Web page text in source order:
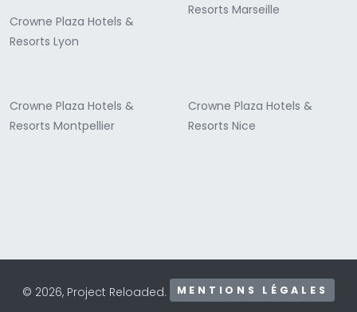
Crowne Plaza Hotels &
Resorts Lyon
Resorts Marseille
Crowne Plaza Hotels &
Resorts Montpellier
Crowne Plaza Hotels &
Resorts Nice
© 2026, Project Reloaded. MENTIONS LÉGALES